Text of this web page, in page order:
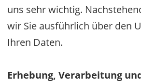
uns sehr wichtig.
wir Sie ausführlich über den
Ihren Daten.
Erhebung, Verarbeitung